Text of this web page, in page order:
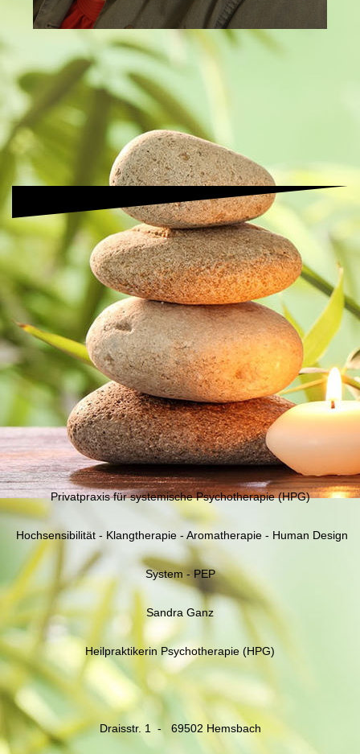
Privatpraxis für systemische Psychotherapie (HPG)
Hochsensibilität - Klangtherapie - Aromatherapie - Human Design
System - PEP
Sandra Ganz
Heilpraktikerin Psychotherapie (HPG)
Draisstr. 1 - 69502 Hemsbach